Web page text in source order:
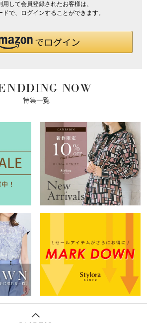
して会員登録されたお客様は、
で、ログインすることができます。